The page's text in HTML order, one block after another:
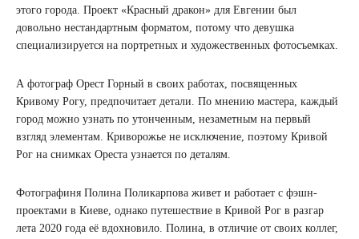
этого города. Проект «Красный дракон» для Евгении был
довольно нестандартным форматом, потому что девушка
специализируется на портретных и художественных фотосъемках.
А фотограф Орест Горный в своих работах, посвященных
Кривому Рогу, предпочитает детали. По мнению мастера, каждый
город можно узнать по утонченным, незаметным на первый
взгляд элементам. Криворожье не исключение, поэтому Кривой
Рог на снимках Ореста узнается по деталям.
Фотографиня Полина Поликарпова живет и работает с фэшн-
проектами в Киеве, однако путешествие в Кривой Рог в разгар
лета 2020 года её вдохновило. Полина, в отличие от своих коллег,